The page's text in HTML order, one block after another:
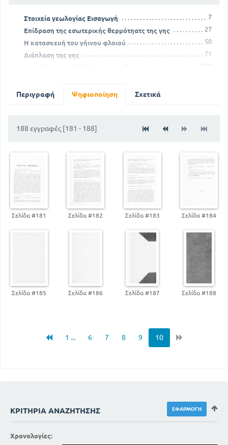
Στοιχεία γεωλογίας Εισαγωγή
7
Επίδραση της εσωτερικής θερμότηατς της γης
27
Η κατασκευή του γήινου φλοιού
50
Διάπλαση της γης
71
Στοιχεία ορυκτολογίας εισαγωγή
112
Διορθώσεις
Περιγραφή Ψηφιοποίηση Σχετικά
188 εγγραφές [181 - 188]
Σελίδα #181 Σελίδα #182 Σελίδα #183 Σελίδα #184
Σελίδα #185 Σελίδα #186 Σελίδα #187 Σελίδα #188
1 ... 6 7 8 9 10
ΚΡΙΤΉΡΙΑ ΑΝΑΖΉΤΗΣΗΣ
Χρονολογίες: